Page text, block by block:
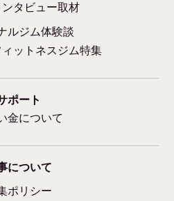
ンタビュー取材
ルジム体験談
ットネスジム特集
ポート
金について
について
ポリシー